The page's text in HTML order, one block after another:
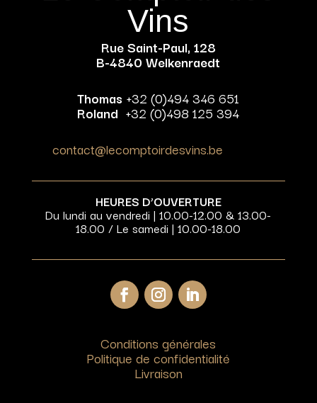
Vins
Rue Saint-Paul, 128
B-4840 Welkenraedt
Thomas +32 (0)494 346 651
Roland +32 (0)498 125 394
contact@lecomptoirdesvins.be
HEURES D’OUVERTURE
Du lundi au vendredi | 10.00-12.00 & 13.00-
18.00 / Le samedi | 10.00-18.00
Conditions générales
Politique de confidentialité
Livraison